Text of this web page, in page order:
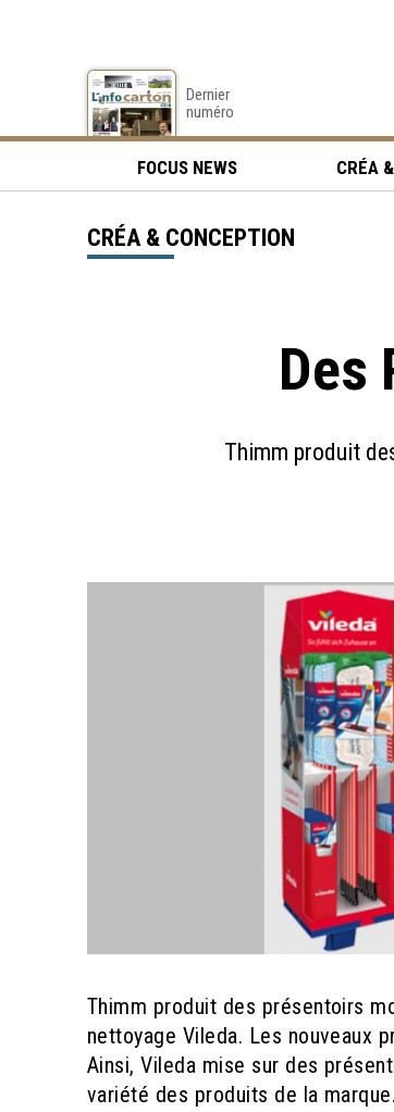
Dernier
numéro
FOCUS NEWS CRÉA
Des
Thimm produit
CRÉA & CONCEPTION
Thimm produit des présentoirs
nettoyage Vileda. Les nouveaux
Ainsi, Vileda mise sur des
variété des produits de la